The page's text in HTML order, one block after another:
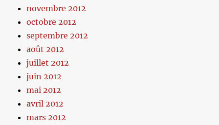
novembre 2012
octobre 2012
septembre 2012
août 2012
juillet 2012
juin 2012
mai 2012
avril 2012
mars 2012